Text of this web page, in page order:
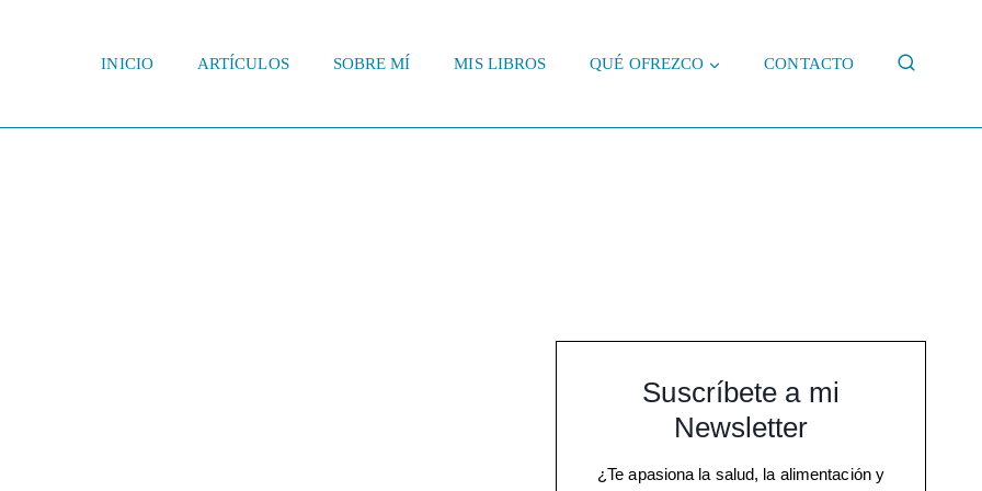
INICIO ARTÍCULOS SOBRE MÍ MIS LIBROS QUÉ OFREZCO CONTACTO
Suscríbete a mi
Newsletter
¿Te apasiona la salud, la alimentación y